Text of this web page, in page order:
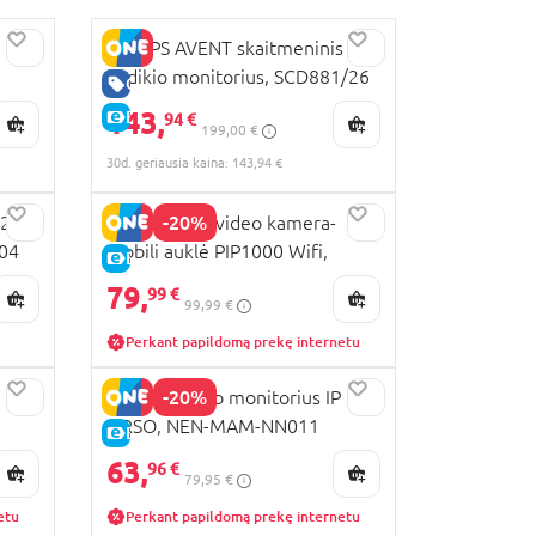
GERA KAINA
E-KAINA
PHILIPS AVENT skaitmeninis
kūdikio monitorius, SCD881/26
143,94 €
199,00 €
30d. geriausia kaina: 143,94 €
-20%
E-KAINA
MOTOROLA video kamera-
mobili auklė PIP1000 Wifi,
461703
79,99 €
99,99 €
Perkant papildomą prekę internetu
-20%
E-KAINA
NENO kūdikio monitorius IP
ORSO, NEN-MAM-NN011
63,96 €
79,95 €
Perkant papildomą prekę internetu